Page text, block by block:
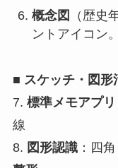
概念図
（歴史
ントアイコン。
■ スケッチ・図形
7. 標準メモアプリ
線
8. 図形認識：四